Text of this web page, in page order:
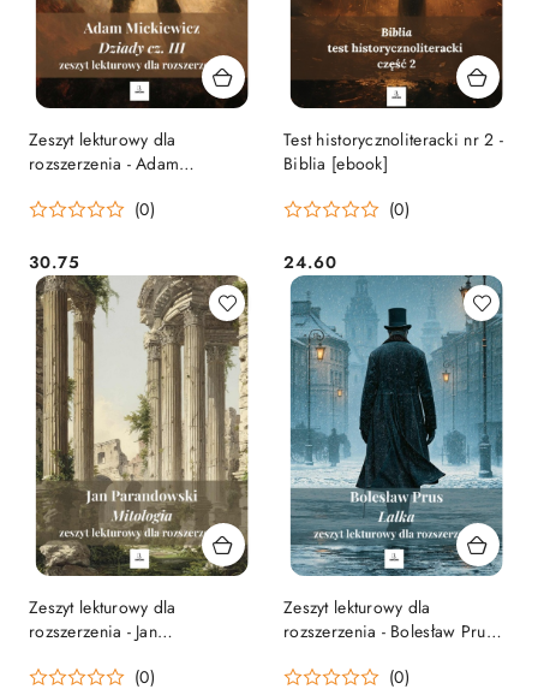
Zeszyt lekturowy dla
rozszerzenia - Adam
[ebook]
(0)
Cena:
30.75
Test historycznoliteracki nr 2 -
Biblia [ebook]
(0)
Cena:
24.60
Zeszyt lekturowy dla
rozszerzenia - Jan
[ebook]
(0)
Zeszyt lekturowy dla
rozszerzenia - Bolesław Prus
(0)